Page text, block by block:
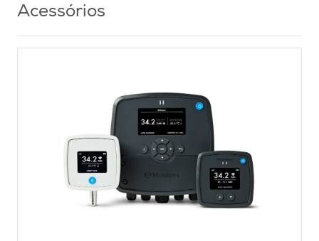
Acessórios